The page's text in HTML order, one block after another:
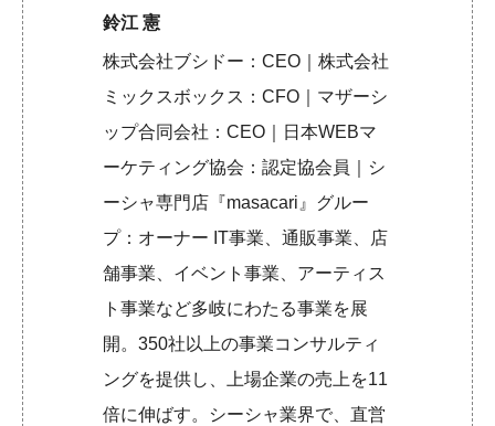
鈴江 憲
株式会社ブシドー：CEO｜株式会社
ミックスボックス：CFO｜マザーシ
ップ合同会社：CEO｜日本WEBマ
ーケティング協会：認定協会員｜シ
ーシャ専門店『masacari』グルー
プ：オーナー IT事業、通販事業、店
舗事業、イベント事業、アーティス
ト事業など多岐にわたる事業を展
開。350社以上の事業コンサルティ
ングを提供し、上場企業の売上を11
倍に伸ばす。シーシャ業界で、直営